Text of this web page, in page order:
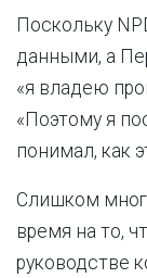
Поскольку
данными, а
«я владею
«Поэтому я
понимал, как
Слишком
время на то,
руководстве